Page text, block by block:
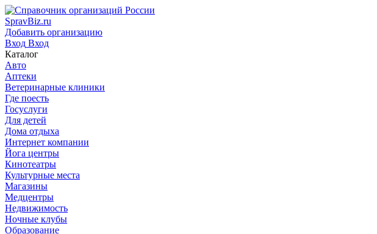
SpravBiz.ru
Добавить организацию
Вход Вход
Каталог
Авто
Аптеки
Ветеринарные клиники
Где поесть
Госуслуги
Для детей
Дома отдыха
Интернет компании
Йога центры
Кинотеатры
Культурные места
Магазины
Медцентры
Недвижимость
Ночные клубы
Образование